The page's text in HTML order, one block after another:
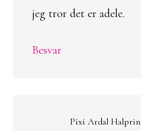
jeg tror det er adele.
Besvar
Pixi Ardal Halprin